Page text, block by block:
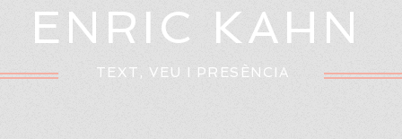
ENRIC KAHN
TEXT, VEU I PRESÈNCIA